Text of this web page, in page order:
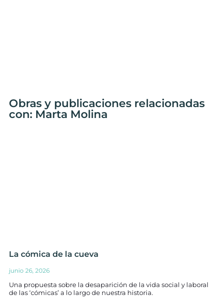
Obras y publicaciones relacionadas
con: Marta Molina
La cómica de la cueva
junio 26, 2026
Una propuesta sobre la desaparición de la vida social y laboral
de las ‘cómicas’ a lo largo de nuestra historia.